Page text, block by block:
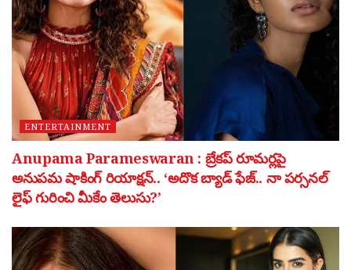
ENTERTAINMENT
Anupama Parameswaran : బ్రేకప్ రూమర్లపై
అనుపమ షాకింగ్ రియాక్షన్.. ‘అదొక బ్యాడ్ ఫేజ్.. నా పర్సనల్
లైఫ్ గురించి మీకేం తెలుసు?’